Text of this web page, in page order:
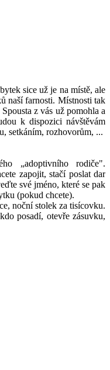
sice už je na místě, ale
naší farnosti. Místnosti tak
z vás už pomohla a
k dispozici návštěvám
setkáním, rozhovorům, ...
„adoptivního rodiče".
zapojit, stačí poslat dar
své jméno, které se pak
(pokud chcete).
noční stolek za tisícovku.
posadí, otevře zásuvku,